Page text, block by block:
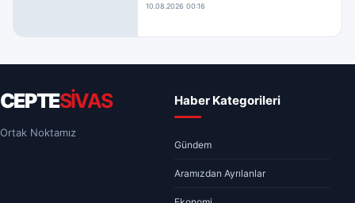
10.08.2026 00:16
CEPTESİVAS
Ortak Noktamız
Haber Kategorileri
Gündem
Aramızdan Ayrılanlar